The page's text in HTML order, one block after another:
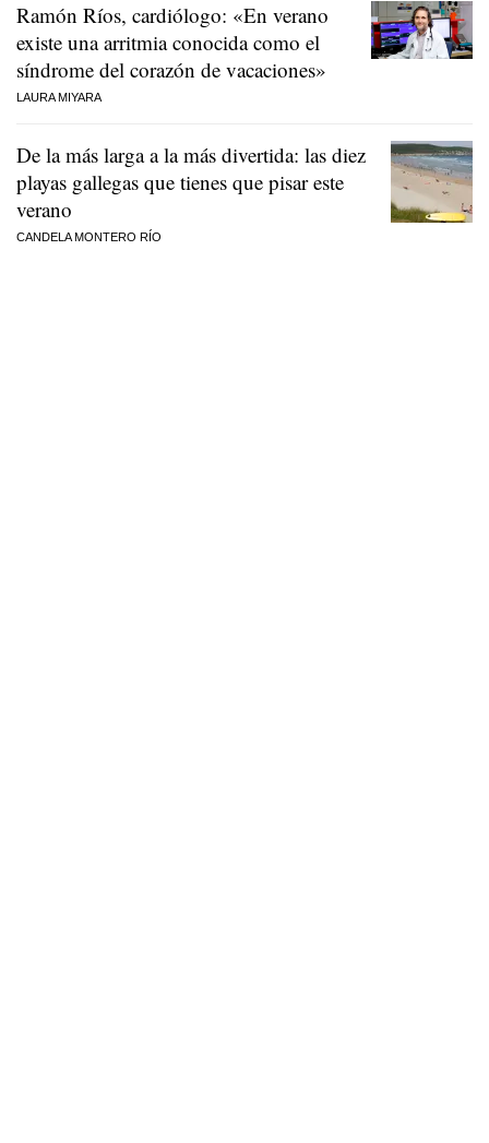
Ramón Ríos, cardiólogo: «En verano
existe una arritmia conocida como el
síndrome del corazón de vacaciones»
LAURA MIYARA
De la más larga a la más divertida: las diez
playas gallegas que tienes que pisar este
verano
CANDELA MONTERO RÍO